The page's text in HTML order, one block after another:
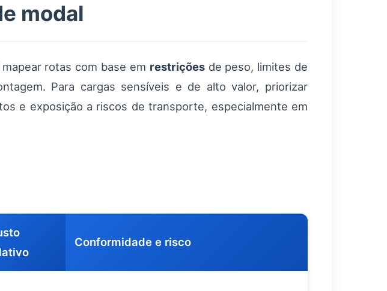
modal
rotas com base em restriçõesde peso, limites de
Para cargas sensíveis e de alto valor, priorizar
e exposição a riscos de transporte, especialmente em
Conformidade e risco